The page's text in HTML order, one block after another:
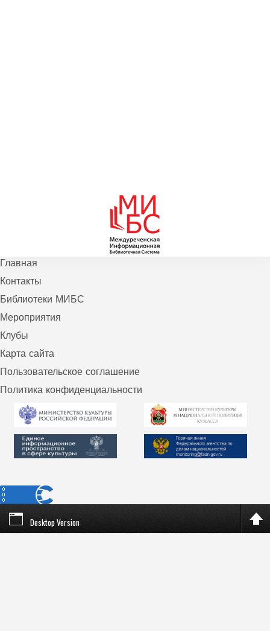
Главная
Контакты
Библиотеки МИБС
Мероприятия
Клубы
Карта сайта
Пользовательское соглашение
Политика конфиденциальности
Desktop Version